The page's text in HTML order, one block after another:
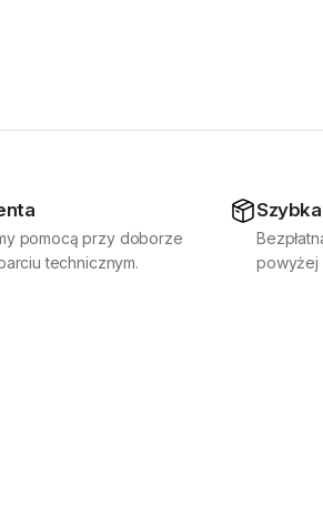
pomocą przy doborze
technicznym.
powyżej